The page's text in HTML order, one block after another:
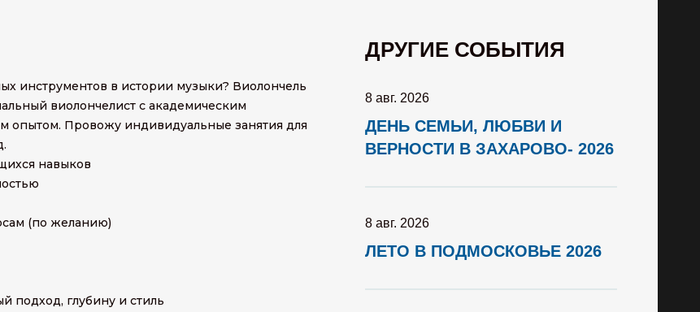
инструментов в истории музыки? Виолончель
виолончелист с академическим
опытом. Провожу индивидуальные занятия для
навыков
(по желанию)
подход, глубину и стиль
ДРУГИЕ СОБЫТИЯ
8 авг. 2026
ДЕНЬ СЕМЬИ, ЛЮБВИ И
ВЕРНОСТИ В ЗАХАРОВО- 2026
8 авг. 2026
ЛЕТО В ПОДМОСКОВЬЕ 2026